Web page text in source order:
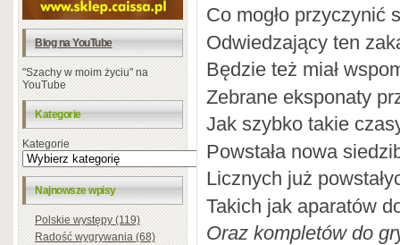
Blog na YouTube
"Szachy w moim życiu" na
YouTube
Kategorie
Kategorie
Najnowsze wpisy
Polskie występy (119)
Radość wygrywania (68)
Co mogło przyczynić
Odwiedzający ten
Będzie też miał
Zebrane eksponaty
Jak szybko takie
Powstała nowa
Licznych już
Takich jak aparatów
Oraz kompletów do